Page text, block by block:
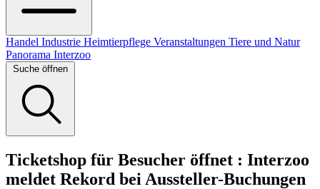
Handel Industrie Heimtierpflege Veranstaltungen Tiere und Natur
Panorama Interzoo
Suche öffnen
Ticketshop für Besucher öffnet : Interzoo
meldet Rekord bei Aussteller-Buchungen